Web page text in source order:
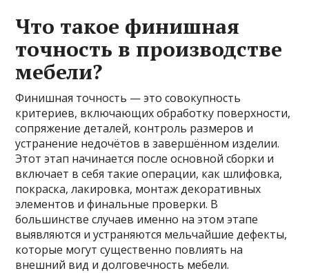
Что такое финишная
точность в производстве
мебели?
Финишная точность — это совокупность
критериев, включающих обработку поверхности,
сопряжение деталей, контроль размеров и
устранение недочётов в завершённом изделии.
Этот этап начинается после основной сборки и
включает в себя такие операции, как шлифовка,
покраска, лакировка, монтаж декоративных
элементов и финальные проверки. В
большинстве случаев именно на этом этапе
выявляются и устраняются мельчайшие дефекты,
которые могут существенно повлиять на
внешний вид и долговечность мебели.